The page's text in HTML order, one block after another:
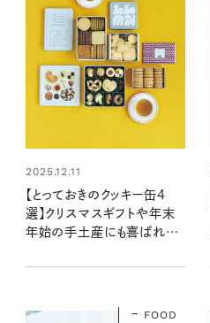
2025.12.11
【とっておきのクッキー缶4
選】クリスマスギフトや年末
年始の手土産にも喜ばれる！
FOOD